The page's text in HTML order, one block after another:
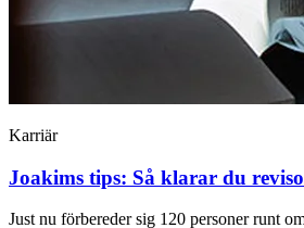
Karriär
Joakims tips: Så klarar du
Just nu förbereder sig 120 personer runt